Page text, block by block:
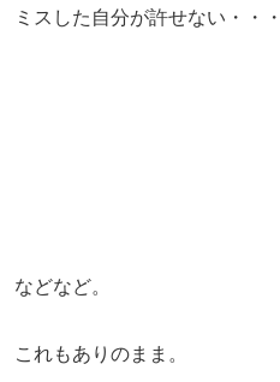
ミスした自分が許せない・・・
などなど。
これもありのまま。